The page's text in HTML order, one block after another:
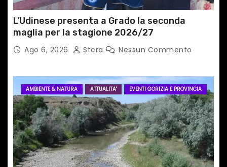
i
L’Udinese presenta a Grado la seconda
maglia per la stagione 2026/27
Ago 6, 2026 Stera Nessun Commento
AMBIENTE & NATURA ATTUALITA' EVENTI GORIZIA E PROVINCIA